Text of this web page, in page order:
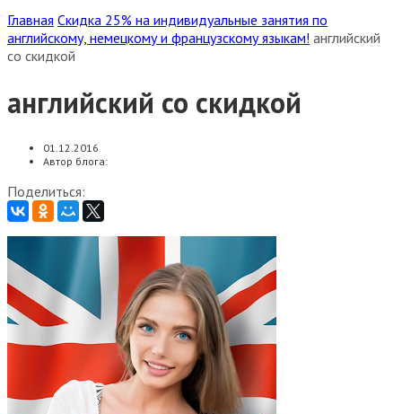
Главная Скидка 25% на индивидуальные занятия по
английскому, немецкому и французскому языкам! английский
со скидкой
английский со скидкой
01.12.2016
Автор блога:
Поделиться: